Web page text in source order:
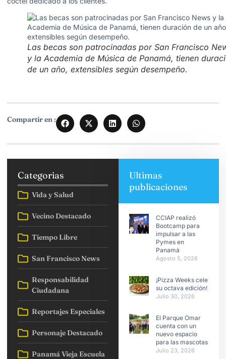
Las becas son patrocinadas por San Francisco
y la Academia de Música de Panamá, tienen
de un año, extensibles según desempeño.
Compartir en :
Categorias
Vida y Salud
Vecino Destacado
Tiempo Libre
San Francisco News
Responsabilidad
Ciudadana
Reportajes Especiales
Personaje Destacado
Panamá Vieja Escuela
Ultimas
publicaciones
CCIAP realizó
Bootcamp para
impulsar a las
Pymes en
Panamá
Agosto 5, 2026
¡Pizza Weeks celebra
su octava edición!
Julio 30, 2026
El Parque Omar
cuenta con un
nuevo espacio
para las mascotas
Julio 23, 2026